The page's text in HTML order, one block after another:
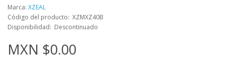
Marca: XZEAL
Código del producto: XZMXZ40B
Disponibilidad: Descontinuado
MXN $0.00